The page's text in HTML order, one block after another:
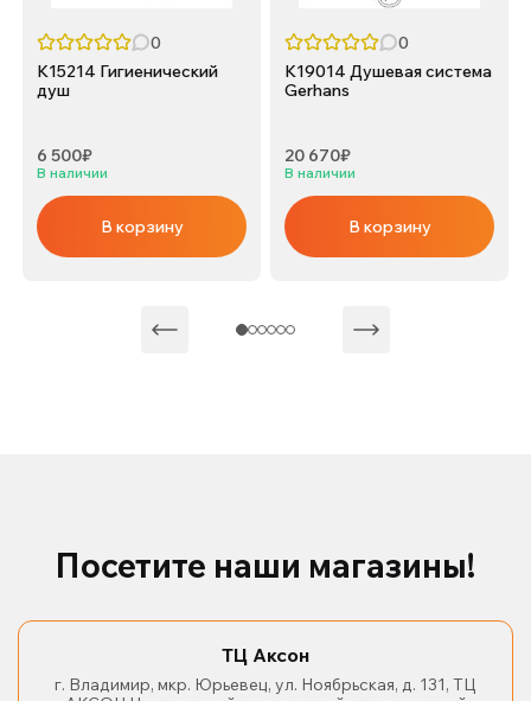
0
K15214 Гигиенический
душ
6 500₽
В наличии
В корзину
0
K19014 Душевая система
Gerhans
20 670₽
В наличии
В корзину
Посетите наши магазины!
ТЦ Аксон
г. Владимир, мкр. Юрьевец, ул. Ноябрьская, д. 131, ТЦ